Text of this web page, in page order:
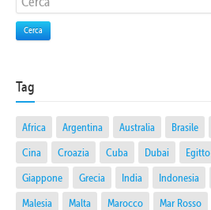
Cerca
Tag
Africa Argentina Australia Brasile
Cina
Croazia Cuba Dubai Egitto
Giappone
Grecia India Indonesia
Malesia
Malta Marocco Mar Rosso